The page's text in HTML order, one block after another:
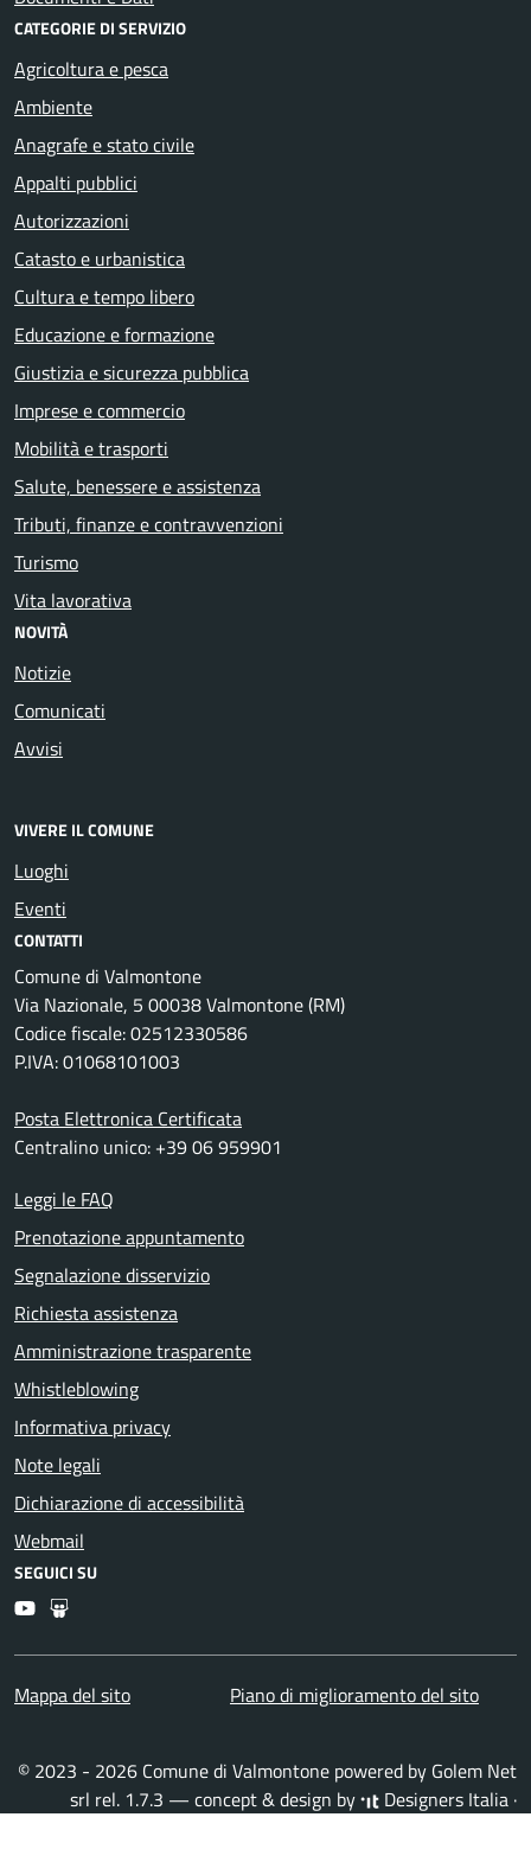
CATEGORIE DI SERVIZIO
Agricoltura e pesca
Ambiente
Anagrafe e stato civile
Appalti pubblici
Autorizzazioni
Catasto e urbanistica
Cultura e tempo libero
Educazione e formazione
Giustizia e sicurezza pubblica
Imprese e commercio
Mobilità e trasporti
Salute, benessere e assistenza
Tributi, finanze e contravvenzioni
Turismo
Vita lavorativa
NOVITÀ
Notizie
Comunicati
Avvisi
VIVERE IL COMUNE
Luoghi
Eventi
CONTATTI
Comune di Valmontone
Via Nazionale, 5 00038 Valmontone (RM)
Codice fiscale: 02512330586
P.IVA: 01068101003
Posta Elettronica Certificata
Centralino unico: +39 06 959901
Leggi le FAQ
Prenotazione appuntamento
Segnalazione disservizio
Richiesta assistenza
Amministrazione trasparente
Whistleblowing
Informativa privacy
Note legali
Dichiarazione di accessibilità
Webmail
SEGUICI SU
YoutubeSlideshare
Mappa del sito Piano di miglioramento del sito
© 2023 - 2026 Comune di Valmontone powered by Golem Net
srl rel. 1.7.3 — concept & design by Designers Italia ·